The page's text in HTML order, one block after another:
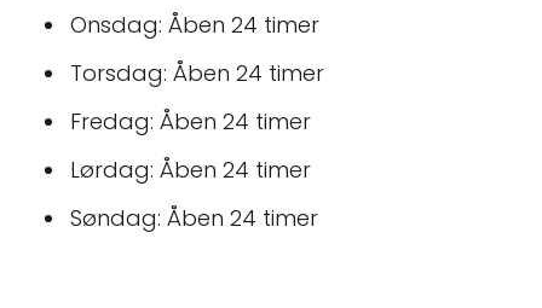
Onsdag: Åben 24 timer
Torsdag: Åben 24 timer
Fredag: Åben 24 timer
Lørdag: Åben 24 timer
Søndag: Åben 24 timer